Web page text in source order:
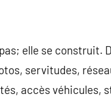
elle se construit.
servitudes,
accès